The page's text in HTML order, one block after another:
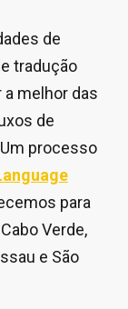
de
tradução
melhor das
de
processo
para
Verde,
e São